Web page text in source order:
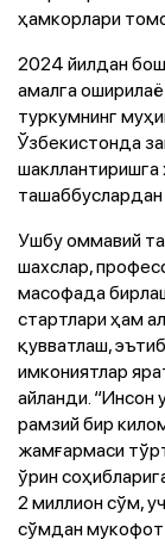
ҳамкорлари
2024 йилдан
амалга
туркумнинг
Ўзбекистонда
Ушбу оммавий
шахслар,
масофада
стартлари ҳам
қувватлаш,
имкониятлар
айланди.
рамзий бир
жамғармаси
ўрин
2 миллион сўм,
сўмдан мукофот